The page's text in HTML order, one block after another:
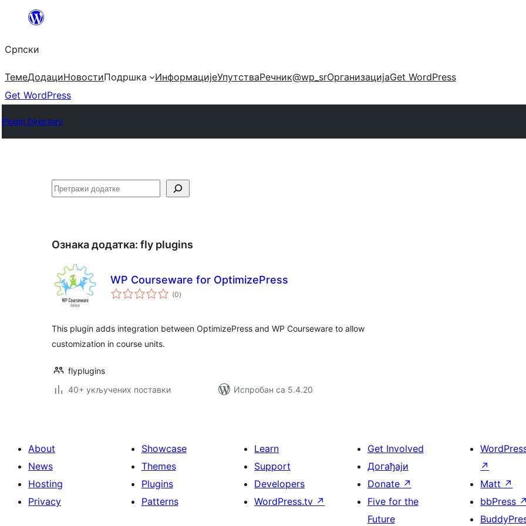
Скочи
садржај
Српски
ТемеДодациНовостиПодршка ИнформацијеУпутстваРечник@wp_srОрганизацијаGet WordPress
Get WordPress
Plugin Directory
Претрага
Ознака додатка: fly plugins
WP Courseware for OptimizePress
(0укупних
оцена
)
This plugin adds integration between OptimizePress and WP Courseware to allow
customization in course units.
flyplugins
40+ укључених поставки
Испробан са 5.4.20
About
News
Hosting
Privacy
Showcase
Themes
Plugins
Patterns
Learn
Support
Developers
WordPress.tv ↗
Get Involved
Догађаји
Donate ↗
Five for the
Future
↗
Matt ↗
bbPress ↗